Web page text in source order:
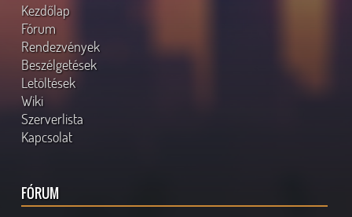
Kezdőlap
Fórum
Rendezvények
Beszélgetések
Letöltések
Wiki
Szerverlista
Kapcsolat
FÓRUM